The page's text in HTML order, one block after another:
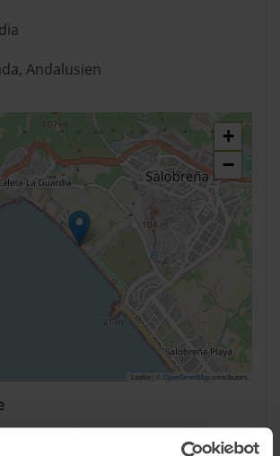
Andalusien
+
−
Leaflet | © OpenStreetMapcontributors
Tropical,Provinz Granada